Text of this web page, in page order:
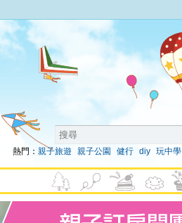
熱門： 親子旅遊 親子公園 健行 diy 玩中學